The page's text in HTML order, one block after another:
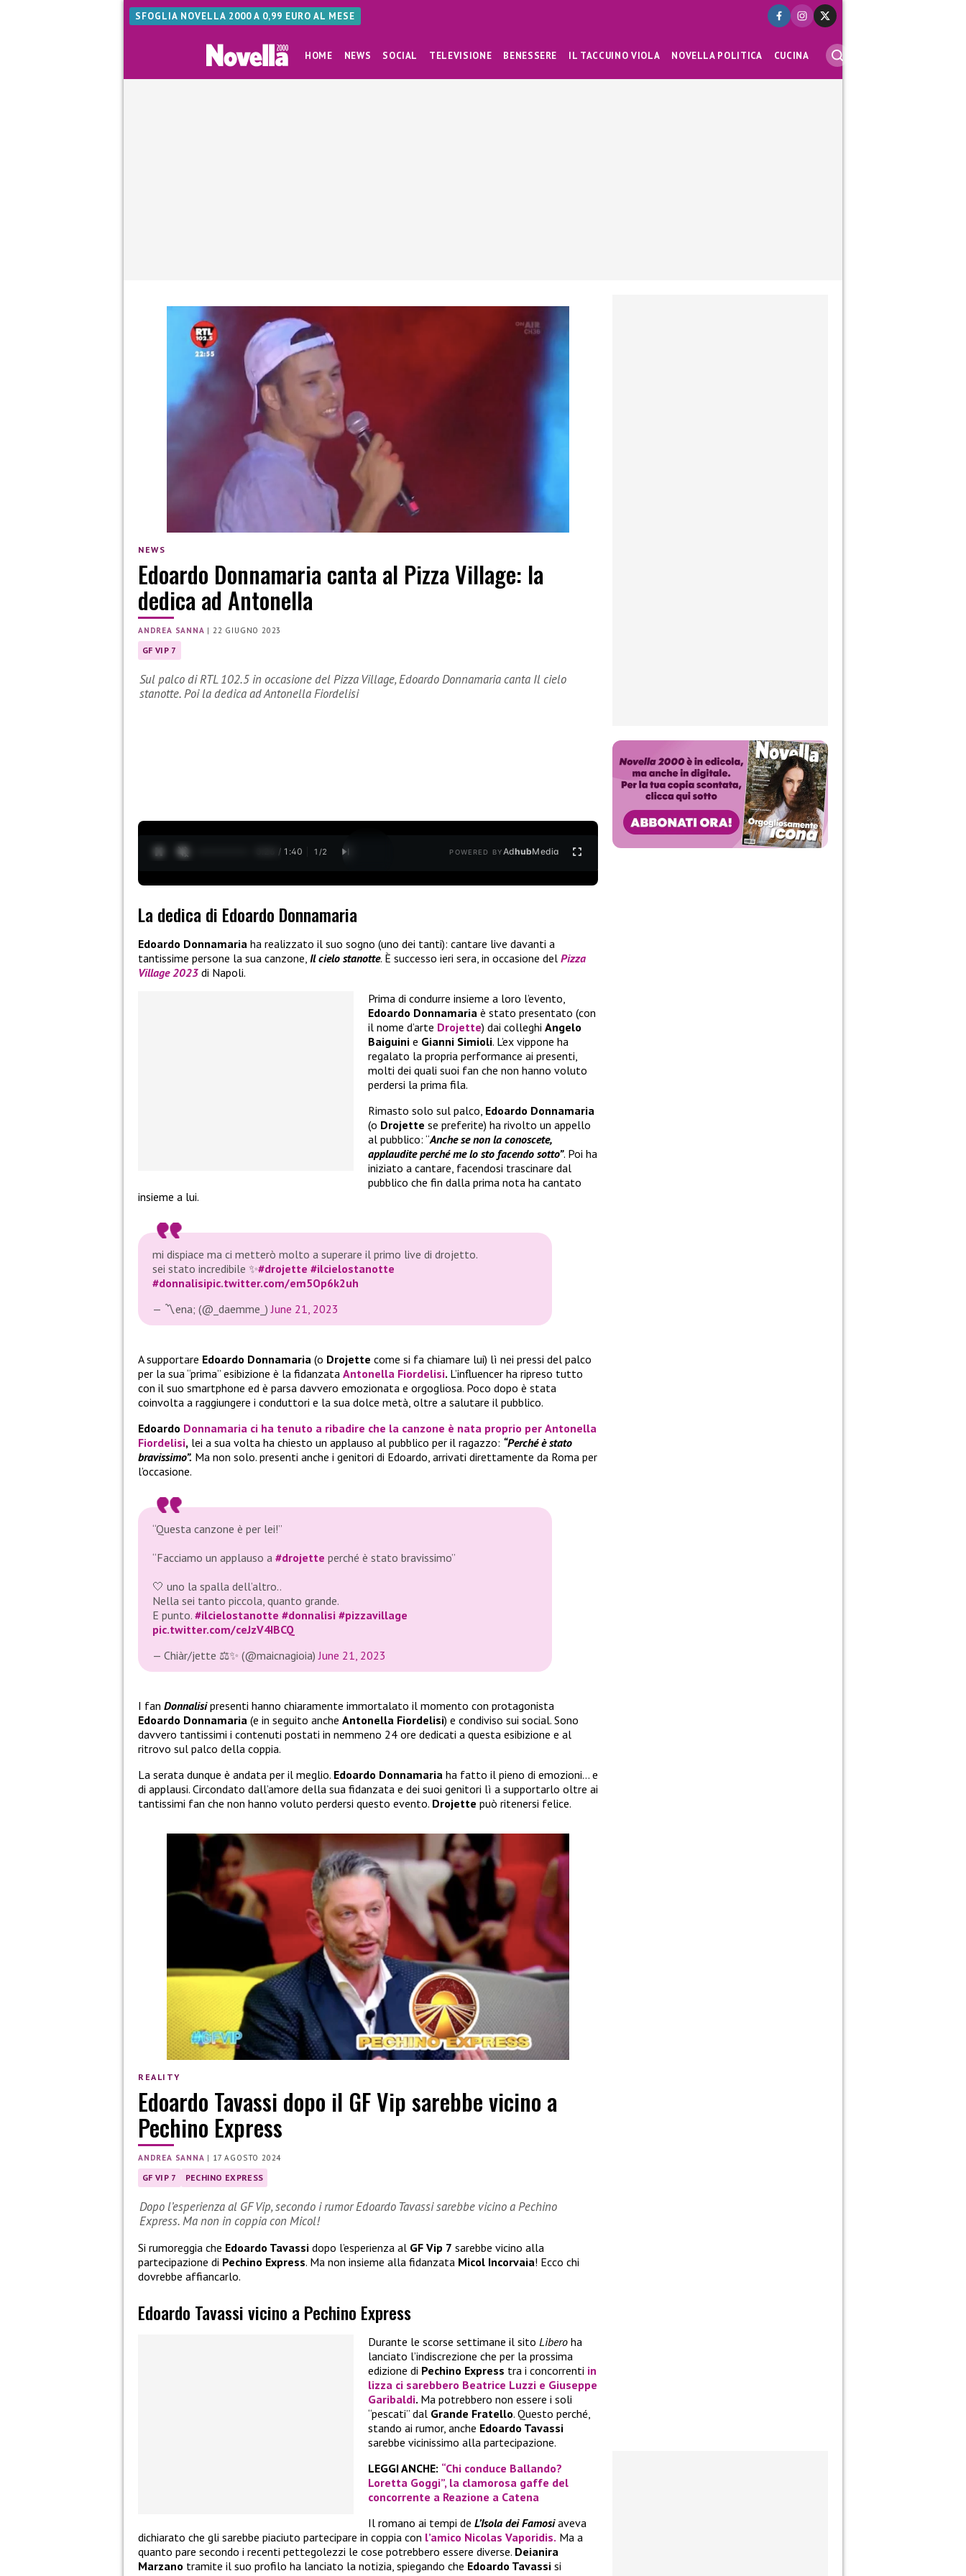
SFOGLIA NOVELLA 2000 A 0,99 EURO AL MESE
HOME NEWS SOCIAL TELEVISIONE BENESSERE IL TACCUINO VIOLA NOVELLA POLITICA CUCINA
NEWS
Edoardo Donnamaria canta al Pizza Village: la
dedica ad Antonella
ANDREA SANNA |22 GIUGNO 2023
GF VIP 7
Sul palco di RTL 102.5 in occasione del Pizza Village, Edoardo Donnamaria canta Il cielo
stanotte. Poi la dedica ad Antonella Fiordelisi
0:27 / 1:40 1 /2 POWERED BYAdhubMedia
La dedica di Edoardo Donnamaria
Edoardo Donnamaria ha realizzato il suo sogno (uno dei tanti): cantare live davanti a
tantissime persone la sua canzone, Il cielo stanotte. È successo ieri sera, in occasione del Pizza
Village 2023 di Napoli.
Prima di condurre insieme a loro l’evento,
Edoardo Donnamaria è stato presentato (con
il nome d’arte Drojette) dai colleghi Angelo
Baiguini e Gianni Simioli. L’ex vippone ha
regalato la propria performance ai presenti,
molti dei quali suoi fan che non hanno voluto
perdersi la prima fila.
Rimasto solo sul palco, Edoardo Donnamaria
(o Drojette se preferite) ha rivolto un appello
al pubblico: “Anche se non la conoscete,
applaudite perché me lo sto facendo sotto”. Poi ha
iniziato a cantare, facendosi trascinare dal
pubblico che fin dalla prima nota ha cantato
insieme a lui.
mi dispiace ma ci metterò molto a superare il primo live di drojetto.
sei stato incredibile ✨️#drojette #ilcielostanotte
#donnalisipic.twitter.com/em5Op6k2uh
— 〽️ena; (@_daemme_)June 21, 2023
A supportare Edoardo Donnamaria (o Drojette come si fa chiamare lui) lì nei pressi del palco
per la sua “prima” esibizione è la fidanzata Antonella Fiordelisi. L’influencer ha ripreso tutto
con il suo smartphone ed è parsa davvero emozionata e orgogliosa. Poco dopo è stata
coinvolta a raggiungere i conduttori e la sua dolce metà, oltre a salutare il pubblico.
Edoardo Donnamaria ci ha tenuto a ribadire che la canzone è nata proprio per Antonella
Fiordelisi, lei a sua volta ha chiesto un applauso al pubblico per il ragazzo: “Perché è stato
bravissimo”. Ma non solo. presenti anche i genitori di Edoardo, arrivati direttamente da Roma per
l’occasione.
“Questa canzone è per lei!”
“Facciamo un applauso a #drojette perché è stato bravissimo”
🤍 uno la spalla dell’altro..
Nella sei tanto piccola, quanto grande.
E punto. #ilcielostanotte #donnalisi #pizzavillage
pic.twitter.com/ceJzV4IBCQ
— Chiàr/jette ⚖️✨ (@maicnagioia) June 21, 2023
I fan Donnalisipresenti hanno chiaramente immortalato il momento con protagonista
Edoardo Donnamaria (e in seguito anche Antonella Fiordelisi) e condiviso sui social. Sono
davvero tantissimi i contenuti postati in nemmeno 24 ore dedicati a questa esibizione e al
ritrovo sul palco della coppia.
La serata dunque è andata per il meglio. Edoardo Donnamaria ha fatto il pieno di emozioni… e
di applausi. Circondato dall’amore della sua fidanzata e dei suoi genitori lì a supportarlo oltre ai
tantissimi fan che non hanno voluto perdersi questo evento. Drojette può ritenersi felice.
REALITY
Edoardo Tavassi dopo il GF Vip sarebbe vicino a
Pechino Express
ANDREA SANNA | 17 AGOSTO 2024
GF VIP 7 PECHINO EXPRESS
Dopo l’esperienza al GF Vip, secondo i rumor Edoardo Tavassi sarebbe vicino a Pechino
Express. Ma non in coppia con Micol!
Si rumoreggia che Edoardo Tavassi dopo l’esperienza al GF Vip 7 sarebbe vicino alla
partecipazione di Pechino Express. Ma non insieme alla fidanzata Micol Incorvaia! Ecco chi
dovrebbe affiancarlo.
Edoardo Tavassi vicino a Pechino Express
Durante le scorse settimane il sito Libero ha
lanciato l’indiscrezione che per la prossima
edizione di Pechino Express tra i concorrenti in
lizza ci sarebbero Beatrice Luzzi e Giuseppe
Garibaldi. Ma potrebbero non essere i soli
“pescati” dal Grande Fratello. Questo perché,
stando ai rumor, anche Edoardo Tavassi
sarebbe vicinissimo alla partecipazione.
LEGGI ANCHE: “Chi conduce Ballando?
Loretta Goggi”, la clamorosa gaffe del
concorrente a Reazione a Catena
Il romano ai tempi de L’Isola dei Famosiaveva
dichiarato che gli sarebbe piaciuto partecipare in coppia con l’amico Nicolas Vaporidis. Ma a
quanto pare secondo i recenti pettegolezzi le cose potrebbero essere diverse. Deianira
Marzano tramite il suo profilo ha lanciato la notizia, spiegando che Edoardo Tavassi si